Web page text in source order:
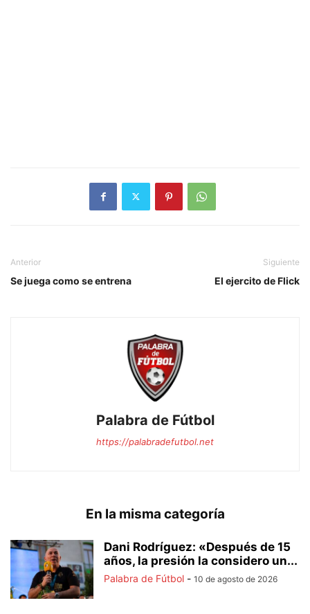
Anterior
Se juega como se entrena
Siguiente
El ejercito de Flick
Palabra de Fútbol
https://palabradefutbol.net
En la misma categoría
Dani Rodríguez: «Después de 15
años, la presión la considero un...
Palabra de Fútbol - 10 de agosto de 2026